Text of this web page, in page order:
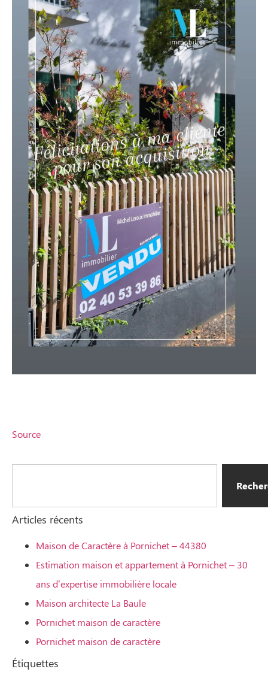
Source
Articles récents
Maison de Caractère à Pornichet – 44380
Estimation maison et appartement à Pornichet – 30
ans d’expertise immobilière locale
Maison architecte La Baule
Pornichet maison de caractère
Pornichet maison de caractère
Étiquettes